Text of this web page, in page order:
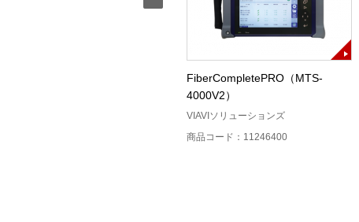
FiberCompletePRO（MTS-
4000V2）
VIAVIソリューションズ
商品コード：11246400